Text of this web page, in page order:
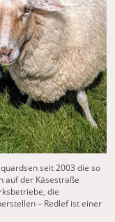
seit 2003 die so
auf der Käsestraße
die
– Redlef ist einer